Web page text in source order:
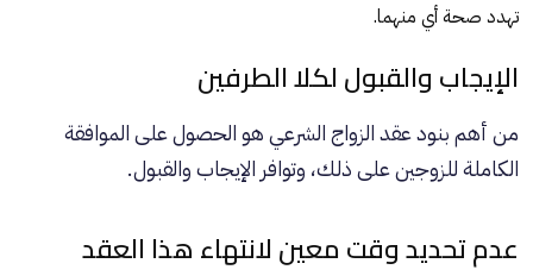
تهدد صحة أي منهما.
الإيجاب والقبول لكلا الطرفين
من أهم بنود عقد الزواج الشرعي هو الحصول على الموافقة
الكاملة للزوجين على ذلك، وتوافر الإيجاب والقبول.
عدم تحديد وقت معين لانتهاء هذا العقد